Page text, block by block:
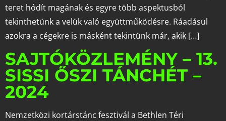
teret hódít magának és egyre több aspektusból
tekinthetünk a velük való együttműködésre. Ráadásul
azokra a cégekre is másként tekintünk már, akik […]
SAJTÓKÖZLEMÉNY – 13.
SISSI ŐSZI TÁNCHÉT –
2024
Nemzetközi kortárstánc fesztivál a Bethlen Téri